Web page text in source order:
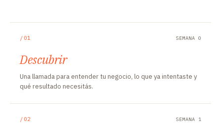
/01 SEMANA 0
Descubrir
Una llamada para entender tu negocio, lo que ya intentaste y
qué resultado necesitás.
/02 SEMANA 1